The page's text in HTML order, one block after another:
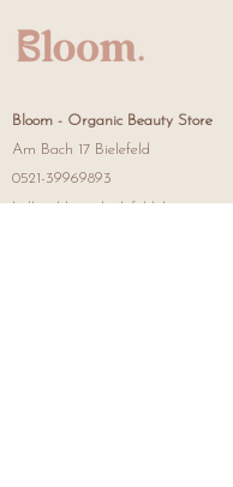
Limonene, Linalool, Citral,
Geranyl acetate, Benzyl
Bloom - Organic Beauty Store
Am Bach 17 Bielefeld
0521-39969893